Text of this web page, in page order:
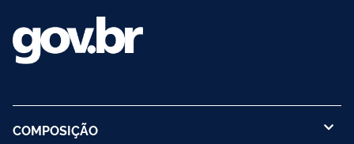
COMPOSIÇÃO